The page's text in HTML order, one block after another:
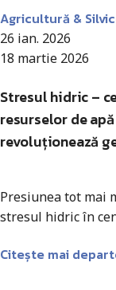
Agricultură &
26 ian. 2026
18 martie 2026
Stresul hidric –
resurselor de
revoluționează
Presiunea tot mai
stresul hidric în
Citește mai